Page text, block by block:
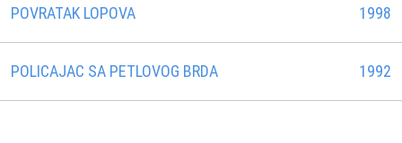
POVRATAK LOPOVA 1998
POLICAJAC SA PETLOVOG BRDA 1992